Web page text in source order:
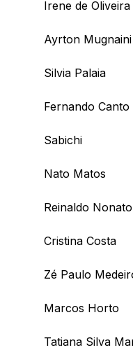
Irene de Oliveira
Ayrton
Silvia Palaia
Fernando
Sabichi
Nato Matos
Reinaldo Nonato
Cristina Costa
Zé Paulo
Marcos Horto
Tatiana Silva